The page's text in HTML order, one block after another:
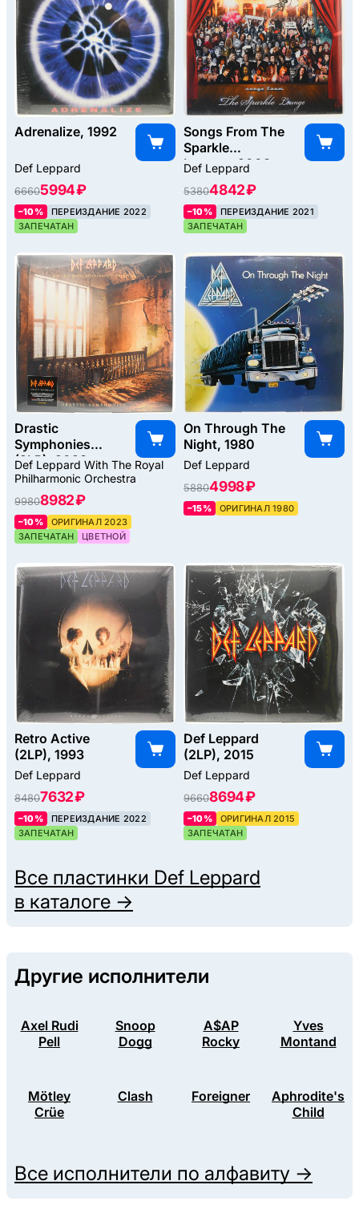
Adrenalize, 1992
Def Leppard
66605994 ₽
–10%
ПЕРЕИЗДАНИЕ 2022
ЗАПЕЧАТАН
Songs From The
Sparkle
Lounge, 2008
Def Leppard
53804842 ₽
–10%
ПЕРЕИЗДАНИЕ 2021
ЗАПЕЧАТАН
Drastic
Symphonies
(2LP), 2023
Def Leppard With The Royal
Philharmonic Orchestra
99808982 ₽
–10%
ОРИГИНАЛ 2023
ЗАПЕЧАТАН
ЦВЕТНОЙ
On Through The
Night, 1980
Def Leppard
58804998 ₽
–15% ОРИГИНАЛ 1980
Retro Active
(2LP), 1993
Def Leppard
84807632 ₽
–10%
ПЕРЕИЗДАНИЕ 2022
ЗАПЕЧАТАН
Def Leppard
(2LP), 2015
Def Leppard
96608694 ₽
–10%
ОРИГИНАЛ 2015
ЗАПЕЧАТАН
Все пластинки Def Leppard
в каталоге →
Другие исполнители
Axel Rudi
Pell
Snoop
Dogg
A$AP
Rocky
Yves
Montand
Mötley
Crüe
Clash Foreigner
Aphrodite's
Child
Все исполнители по алфавиту →